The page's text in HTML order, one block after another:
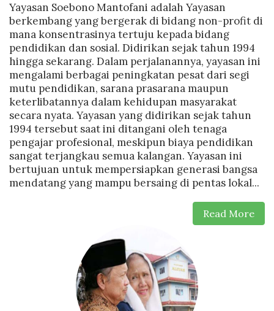
Yayasan Soebono Mantofani adalah Yayasan
berkembang yang bergerak di bidang non-profit di
mana konsentrasinya tertuju kepada bidang
pendidikan dan sosial. Didirikan sejak tahun 1994
hingga sekarang. Dalam perjalanannya, yayasan ini
mengalami berbagai peningkatan pesat dari segi
mutu pendidikan, sarana prasarana maupun
keterlibatannya dalam kehidupan masyarakat
secara nyata. Yayasan yang didirikan sejak tahun
1994 tersebut saat ini ditangani oleh tenaga
pengajar profesional, meskipun biaya pendidikan
sangat terjangkau semua kalangan. Yayasan ini
bertujuan untuk mempersiapkan generasi bangsa
mendatang yang mampu bersaing di pentas lokal...
Read More